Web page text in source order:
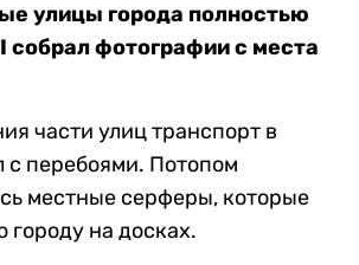
улицы города полностью
собрал фотографии с места
части улиц транспорт в
с перебоями. Потопом
местные серферы, которые
городу на досках.